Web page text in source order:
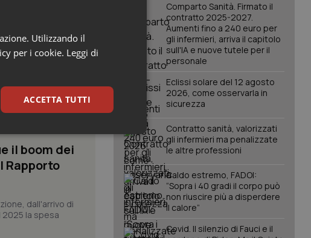
il boom dei
Rapporto
dall'arrivo di
la spesa
Comparto Sanità. Firmato il
contratto 2025-2027.
Aumenti fino a 240 euro per
gli infermieri, arriva il capitolo
sull'IA e nuove tutele per il
personale
Eclissi solare del 12 agosto
2026, come osservarla in
sicurezza
Contratto sanità, valorizzati
gli infermieri ma penalizzate
le altre professioni
Caldo estremo, FADOI:
“Sopra i 40 gradi il corpo può
non riuscire più a disperdere
il calore”
Covid. Il silenzio di Fauci e il
Utilizzando il
per i cookie. Leggi di
ACCETTA TUTTI
Marketing